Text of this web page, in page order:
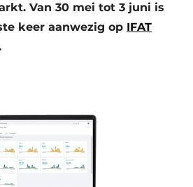
Van 30 mei tot 3 juni is
keer aanwezig op IFAT